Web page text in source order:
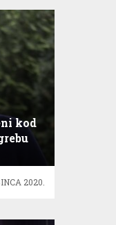
kod
2020.